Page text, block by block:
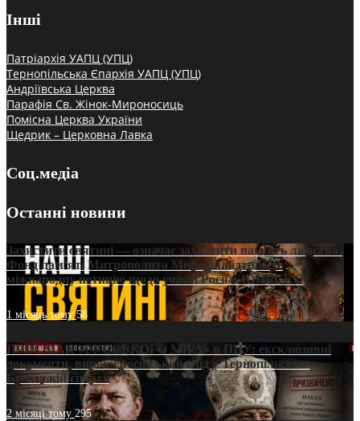
Інші
Патріархія УАПЦ (УПЦ)
Тернопільська Єпархія УАПЦ (УПЦ)
Андріївська Церква
Парафія Св. Жінок-Мироносиць
Помісна Церква України
Щедрик – Церковна Лавка
Соц.медіа
Останні новини
Захистити святині — означає захистити пам’ять людства:
Фонд пам’яті Митрополита Мефодія підтримує
міжнародну петицію щодо участі Росії в ЮНЕСКО
1 місяць тому58
ПРИСМАК «РУССЬКОГО МІРА» в ПЦУ: ексклюзивні
документи, вирок і російський слід у Тернопільсько-
Бучацькій єпархії
2 місяці тому 295